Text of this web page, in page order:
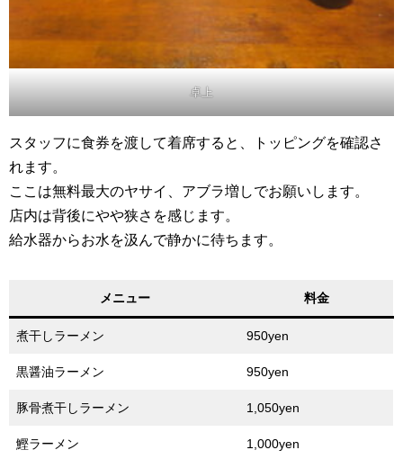
卓上
スタッフに食券を渡して着席すると、トッピングを確認さ
れます。
ここは無料最大のヤサイ、アブラ増しでお願いします。
店内は背後にやや狭さを感じます。
給水器からお水を汲んで静かに待ちます。
メニュー 料金
煮干しラーメン 950yen
黒醤油ラーメン 950yen
豚骨煮干しラーメン 1,050yen
鰹ラーメン 1,000yen